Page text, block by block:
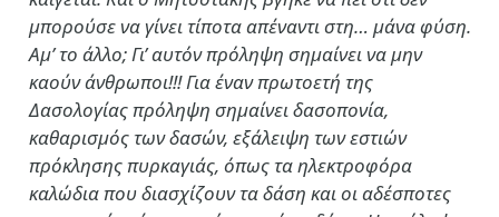
μπορούσε να γίνει τίποτα απέναντι στη… μάνα φύση.
Αμ’ το άλλο; Γι’ αυτόν πρόληψη σημαίνει να μην
καούν άνθρωποι!!! Για έναν πρωτοετή της
Δασολογίας πρόληψη σημαίνει δασοπονία,
καθαρισμός των δασών, εξάλειψη των εστιών
πρόκλησης πυρκαγιάς, όπως τα ηλεκτροφόρα
καλώδια που διασχίζουν τα δάση και οι αδέσποτες